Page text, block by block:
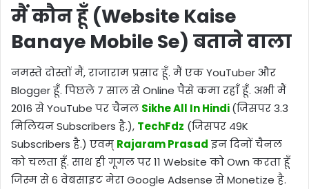
मैं कौन हूँ (Website Kaise
Banaye Mobile Se) बताने वाला
नमस्ते दोस्तों मैं, राजाराम प्रसाद हूँ. मैं एक YouTuber और
Blogger हूँ. पिछले 7 साल से Online पैसे कमा रहाँ हूँ. अभी मैं
2016 से YouTube पर चैनल Sikhe All In Hindi(जिसपर 3.3
मिलियन Subscribers है.), TechFdz (जिसपर 49K
Subscribers है.) एवम् Rajaram Prasad इन दिनों चैनल
को चलता हूँ. साथ ही गूगल पर 11 Website को Own करता हूँ
जिस्म से 6 वेबसाइट मेरा Google Adsense से Monetize है.